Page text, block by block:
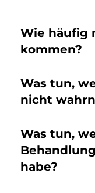
Wie häufig
kommen?
Was tun,
nicht
Was tun,
habe?